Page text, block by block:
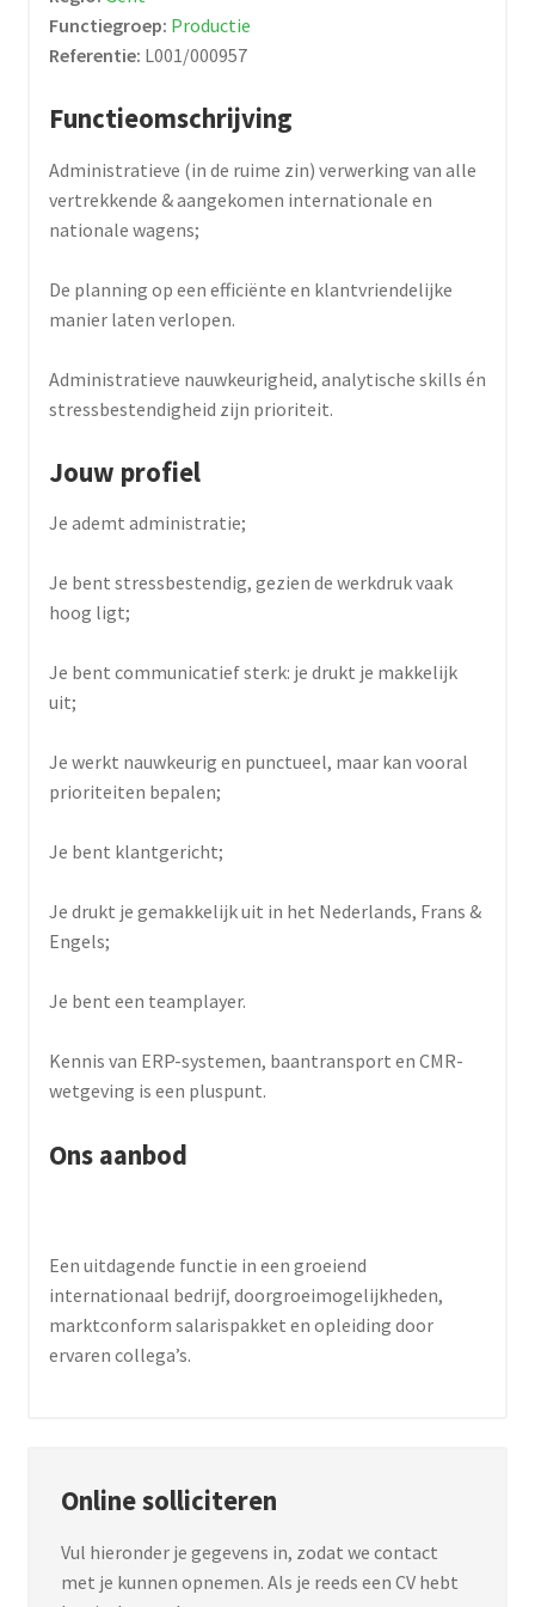
Functiegroep: Productie
Referentie: L001/000957
Functieomschrijving
Administratieve (in de ruime zin) verwerking van alle
vertrekkende & aangekomen internationale en
nationale wagens;
De planning op een efficiënte en klantvriendelijke
manier laten verlopen.
Administratieve nauwkeurigheid, analytische skills én
stressbestendigheid zijn prioriteit.
Jouw profiel
Je ademt administratie;
Je bent stressbestendig, gezien de werkdruk vaak
hoog ligt;
Je bent communicatief sterk: je drukt je makkelijk
uit;
Je werkt nauwkeurig en punctueel, maar kan vooral
prioriteiten bepalen;
Je bent klantgericht;
Je drukt je gemakkelijk uit in het Nederlands, Frans &
Engels;
Je bent een teamplayer.
Kennis van ERP-systemen, baantransport en CMR-
wetgeving is een pluspunt.
Ons aanbod
Een uitdagende functie in een groeiend
internationaal bedrijf, doorgroeimogelijkheden,
marktconform salarispakket en opleiding door
ervaren collega’s.
Online solliciteren
Vul hieronder je gegevens in, zodat we contact
met je kunnen opnemen. Als je reeds een CV hebt